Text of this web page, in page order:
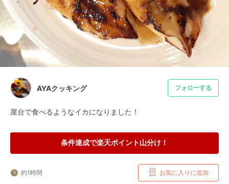
AYAクッキング フォローする
屋台で食べるようなイカになりました！
条件達成で楽天ポイント山分け！
約1時間 お気に入りに追加